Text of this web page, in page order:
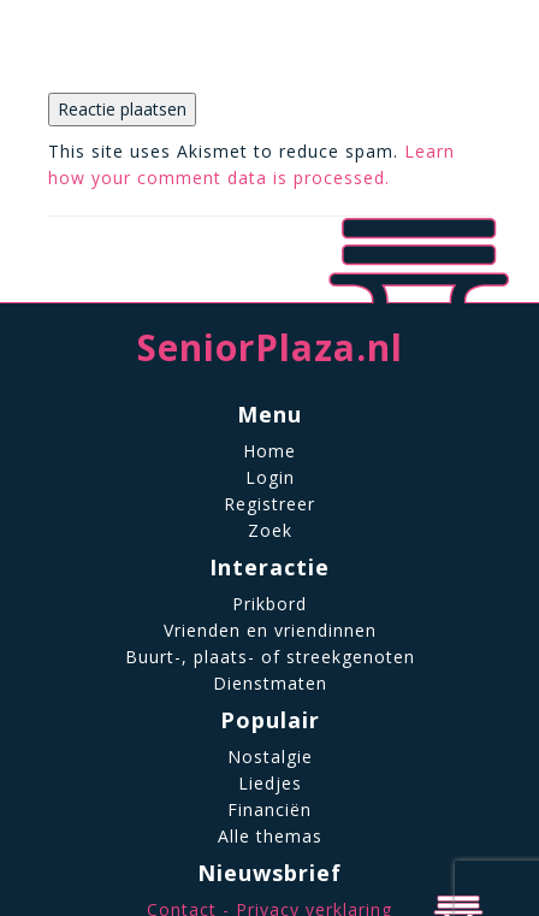
This site uses Akismet to reduce spam. Learn
how your comment data is processed.
SeniorPlaza.nl
Menu
Home
Login
Registreer
Zoek
Interactie
Prikbord
Vrienden en vriendinnen
Buurt-, plaats- of streekgenoten
Dienstmaten
Populair
Nostalgie
Liedjes
Financiën
Alle themas
Nieuwsbrief
Contact Privacy verklaring